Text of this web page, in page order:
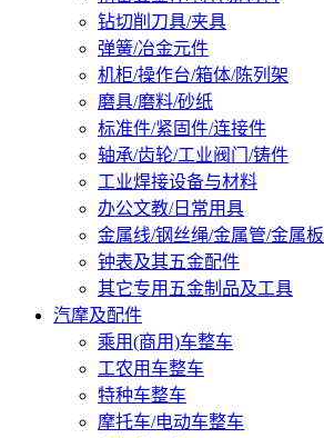
钻切削刀具/夹具
弹簧/冶金元件
机柜/操作台/箱体/陈列架
磨具/磨料/砂纸
标准件/紧固件/连接件
轴承/齿轮/工业阀门/铸件
工业焊接设备与材料
办公文教/日常用具
金属线/钢丝绳/金属管/金属板
钟表及其五金配件
其它专用五金制品及工具
汽摩及配件
乘用(商用)车整车
工农用车整车
特种车整车
摩托车/电动车整车